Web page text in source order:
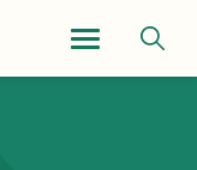
Navigationsmenu